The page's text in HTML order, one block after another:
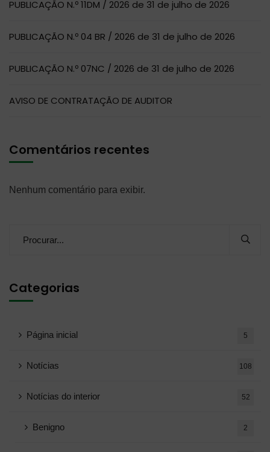
PUBLICAÇÃO N.º 11DM / 2026 de 31 de julho de 2026
PUBLICAÇÃO N.º 04 BR / 2026 de 31 de julho de 2026
PUBLICAÇÃO N.º 07NC / 2026 de 31 de julho de 2026
AVISO DE CONTRATAÇÃO DE AUDITOR
Comentários recentes
Nenhum comentário para exibir.
Categorias
Página inicial 5
Notícias 108
Notícias do interior 52
Benigno 2